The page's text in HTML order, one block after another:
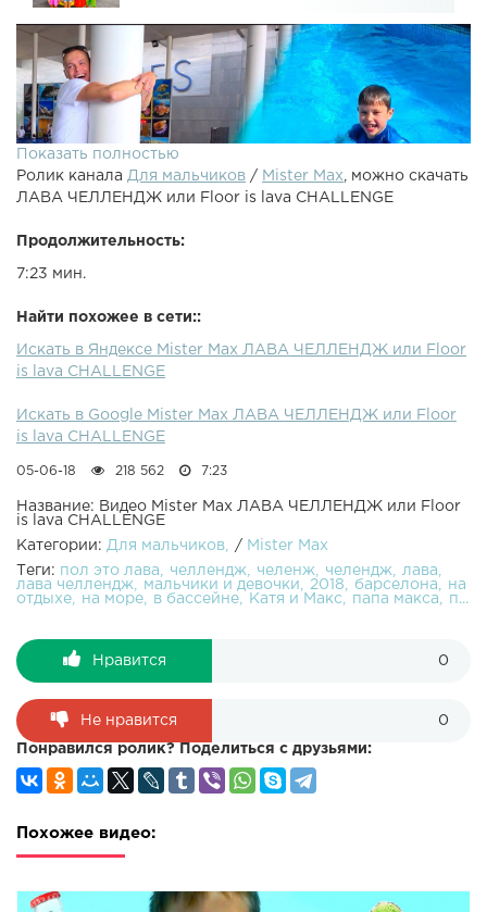
ИГРОВОЙ КАНАЛ MISTER MAX PLAY : МОЙ Instagram ►
Спасибо, что смотрите мое видео! Ставьте лайки!
Подписывайтесь на мой канал Канал моей сестренки
Показать полностью
Ролик канала Для мальчиков / Mister Max , можно скачать
ЛАВА ЧЕЛЛЕНДЖ или Floor is lava CHALLENGE
Продолжительность:
7:23 мин.
Найти похожее в сети::
Искать в Яндексе Mister Max ЛАВА ЧЕЛЛЕНДЖ или Floor
is lava CHALLENGE
Искать в Google Mister Max ЛАВА ЧЕЛЛЕНДЖ или Floor
is lava CHALLENGE
05-06-18 218 562 7:23
Название: Видео Mister Max ЛАВА ЧЕЛЛЕНДЖ или Floor
is lava CHALLENGE
Категории: Для мальчиков /
Mister Max
Теги: пол это лава челлендж челенж челендж
лава
лава челлендж
мальчики и девочки 2018 барселона
на
отдыхе
на море в бассейне Катя и Макс папа макса п...
Нравится 0
Не нравится 0
Понравился ролик? Поделиться с друзьями:
Похожее видео: